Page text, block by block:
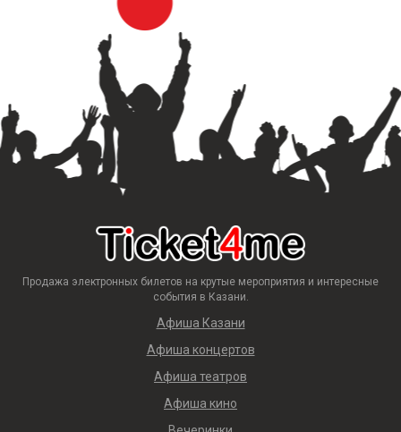
Продажа электронных билетов на крутые мероприятия и интересные
события в Казани.
Афиша Казани
Афиша концертов
Афиша театров
Афиша кино